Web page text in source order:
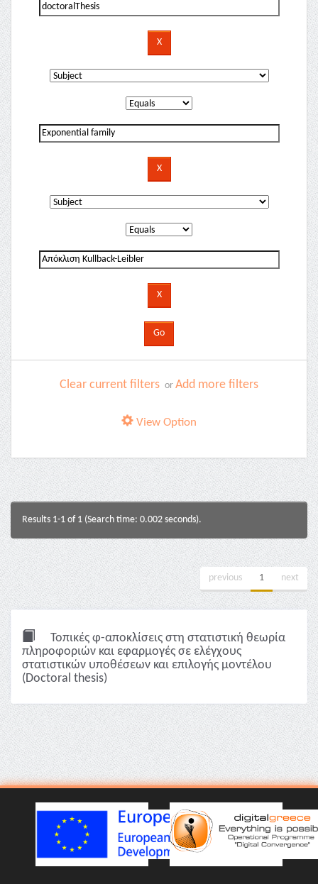
Clear current filters or Add more filters
View Option
Results 1-1 of 1 (Search time: 0.002 seconds).
previous 1 next
Τοπικές φ-αποκλίσεις στη στατιστική θεωρία
πληροφοριών και εφαρμογές σε ελέγχους
στατιστικών υποθέσεων και επιλογής μοντέλου
(Doctoral thesis)